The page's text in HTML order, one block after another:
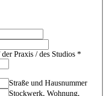
Praxis / des Studios *
Straße und Hausnummer
Stockwerk, Wohnung,